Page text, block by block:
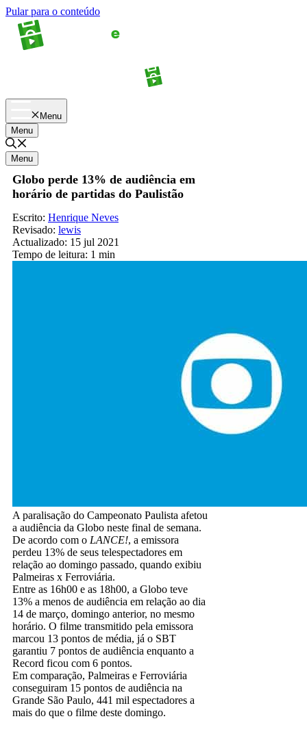
Pular para o conteúdo
Menu
Menu
Menu
Globo perde 13% de audiência em
horário de partidas do Paulistão
Escrito: Henrique Neves
Revisado: lewis
Actualizado: 15 jul 2021
Tempo de leitura: 1 min
A paralisação do Campeonato Paulista afetou
a audiência da Globo neste final de semana.
De acordo com o LANCE!, a emissora
perdeu 13% de seus telespectadores em
relação ao domingo passado, quando exibiu
Palmeiras x Ferroviária.
Entre as 16h00 e as 18h00, a Globo teve
13% a menos de audiência em relação ao dia
14 de março, domingo anterior, no mesmo
horário. O filme transmitido pela emissora
marcou 13 pontos de média, já o SBT
garantiu 7 pontos de audiência enquanto a
Record ficou com 6 pontos.
Em comparação, Palmeiras e Ferroviária
conseguiram 15 pontos de audiência na
Grande São Paulo, 441 mil espectadores a
mais do que o filme deste domingo.